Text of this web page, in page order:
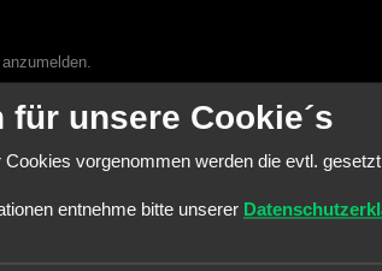
zu migrieren.
ein.
unsere Cookie´s
vorgenommen werden die evtl.
entnehme bitte unserer